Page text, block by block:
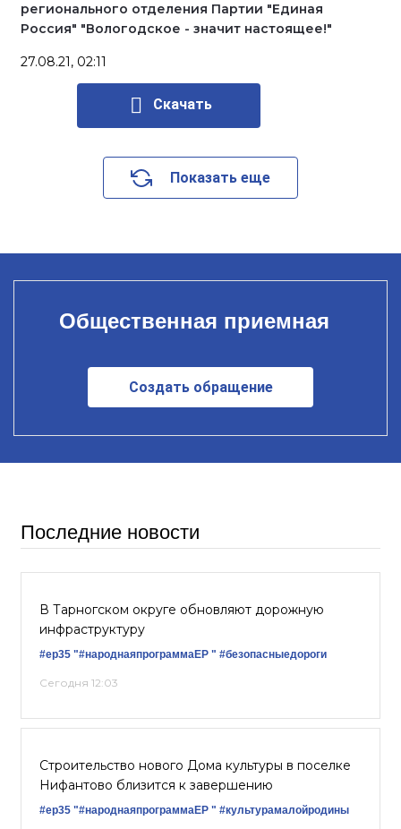
регионального отделения Партии "Единая
Россия" "Вологодское - значит настоящее!"
27.08.21, 02:11
Скачать
Показать еще
Общественная приемная
Создать обращение
Последние новости
В Тарногском округе обновляют дорожную
инфраструктуру
#ер35 "#народнаяпрограммаЕР " #безопасныедороги
Сегодня 12:03
Строительство нового Дома культуры в поселке
Нифантово близится к завершению
#ер35 "#народнаяпрограммаЕР " #культурамалойродины